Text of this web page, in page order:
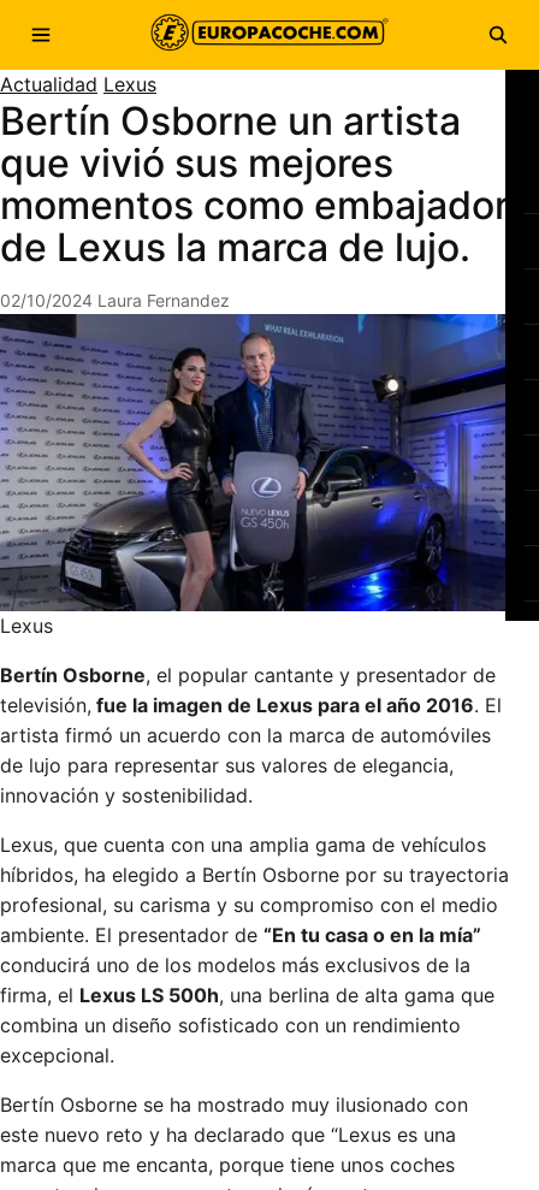
Saltar al contenido
Abrir menú
Actualidad Lexus
Bertín Osborne un artista
que vivió sus mejores
momentos como embajador
de Lexus la marca de lujo.
02/10/2024 Laura Fernandez
Lexus
Bertín Osborne, el popular cantante y presentador de
televisión, fue la imagen de Lexus para el año 2016. El
artista firmó un acuerdo con la marca de automóviles
de lujo para representar sus valores de elegancia,
innovación y sostenibilidad.
Lexus, que cuenta con una amplia gama de vehículos
híbridos, ha elegido a Bertín Osborne por su trayectoria
profesional, su carisma y su compromiso con el medio
ambiente. El presentador de “En tu casa o en la mía”
conducirá uno de los modelos más exclusivos de la
firma, el Lexus LS 500h, una berlina de alta gama que
combina un diseño sofisticado con un rendimiento
excepcional.
Bertín Osborne se ha mostrado muy ilusionado con
este nuevo reto y ha declarado que “Lexus es una
marca que me encanta, porque tiene unos coches